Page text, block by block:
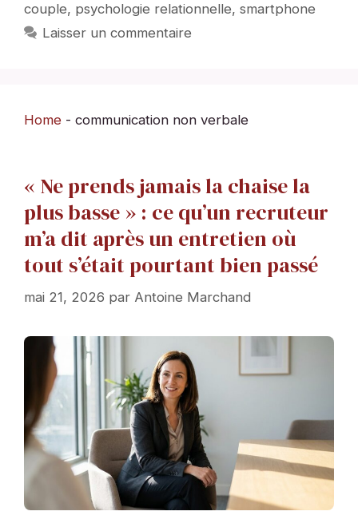
couple, psychologie relationnelle, smartphone
Laisser un commentaire
Home - communication non verbale
« Ne prends jamais la chaise la
plus basse » : ce qu’un recruteur
m’a dit après un entretien où
tout s’était pourtant bien passé
mai 21, 2026 par Antoine Marchand